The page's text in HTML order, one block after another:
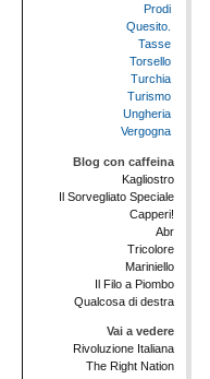
Prodi
Quesito.
Tasse
Torsello
Turchia
Turismo
Ungheria
Vergogna
Blog con caffeina
Kagliostro
Il Sorvegliato Speciale
Capperi!
Abr
Tricolore
Mariniello
Il Filo a Piombo
Qualcosa di destra
Vai a vedere
Rivoluzione Italiana
The Right Nation